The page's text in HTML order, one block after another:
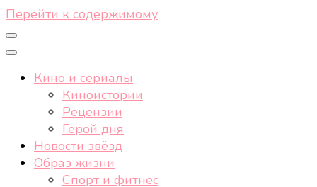
Перейти к содержимому
Кино и сериалы
Киноистории
Рецензии
Герой дня
Новости звёзд
Образ жизни
Спорт и фитнес